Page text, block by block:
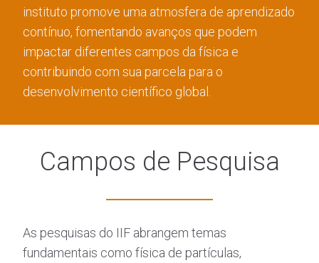
instituto promove uma atmosfera de aprendizado
contínuo, fomentando avanços que podem
impactar diferentes campos da física e
contribuindo com sua parcela para o
desenvolvimento científico global.
Campos de Pesquisa
As pesquisas do IIF abrangem temas
fundamentais como física de partículas,